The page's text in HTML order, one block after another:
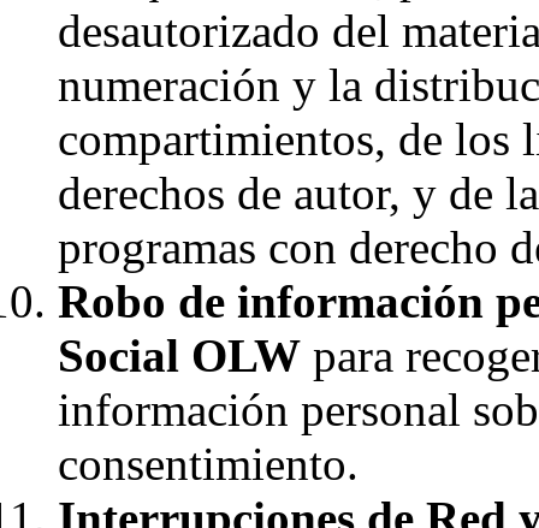
desautorizado del
numeración y la
compartimientos, de los
derechos de autor, y de
programas con derecho
Robo de información
Social OLW para
información personal
consentimiento.